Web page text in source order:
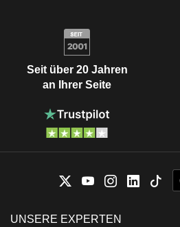
Seit über 20 Jahren
an Ihrer Seite
UNSERE EXPERTEN